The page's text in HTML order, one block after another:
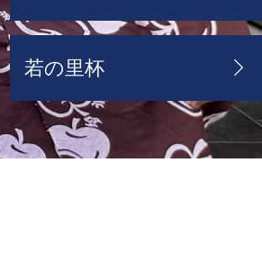
若の里杯